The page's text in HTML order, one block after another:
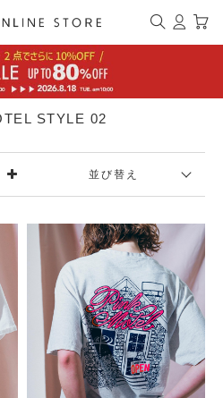
STYLE 02
並び替え